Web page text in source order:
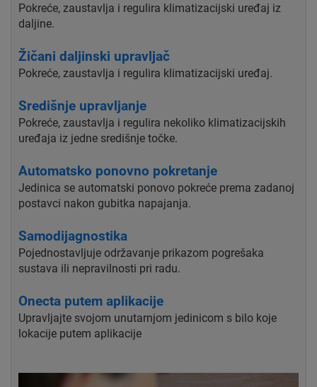
Pokreće, zaustavlja i regulira klimatizacijski uređaj iz
daljine.
Žičani daljinski upravljač
Pokreće, zaustavlja i regulira klimatizacijski uređaj.
Središnje upravljanje
Pokreće, zaustavlja i regulira nekoliko klimatizacijskih
uređaja iz jedne središnje točke.
Automatsko ponovno pokretanje
Jedinica se automatski ponovo pokreće prema zadanoj
postavci nakon gubitka napajanja.
Samodijagnostika
Pojednostavljuje održavanje prikazom pogrešaka
sustava ili nepravilnosti pri radu.
Onecta putem aplikacije
Upravljajte svojom unutarnjom jedinicom s bilo koje
lokacije putem aplikacije